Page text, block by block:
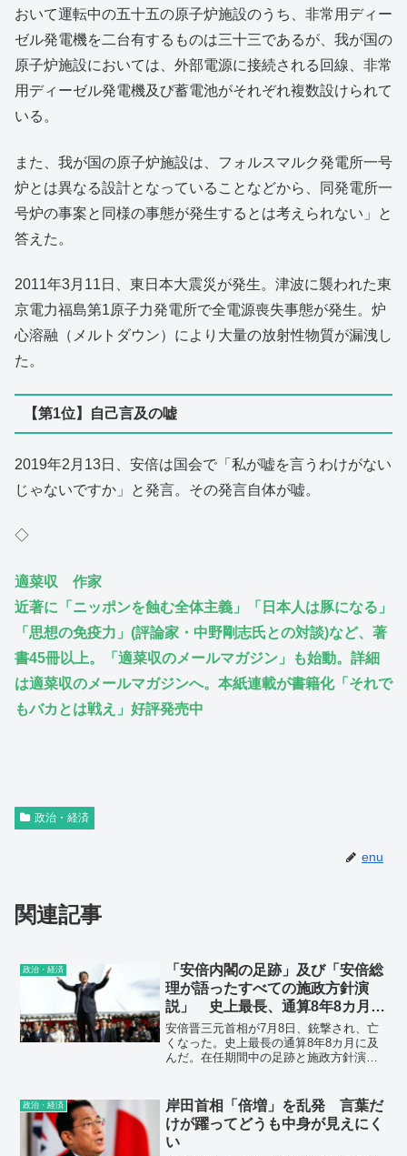
おいて運転中の五十五の原子炉施設のうち、非常用ディー
ゼル発電機を二台有するものは三十三であるが、我が国の
原子炉施設においては、外部電源に接続される回線、非常
用ディーゼル発電機及び蓄電池がそれぞれ複数設けられて
いる。
また、我が国の原子炉施設は、フォルスマルク発電所一号
炉とは異なる設計となっていることなどから、同発電所一
号炉の事案と同様の事態が発生するとは考えられない」と
答えた。
2011年3月11日、東日本大震災が発生。津波に襲われた東
京電力福島第1原子力発電所で全電源喪失事態が発生。炉
心溶融（メルトダウン）により大量の放射性物質が漏洩し
た。
【第1位】自己言及の嘘
2019年2月13日、安倍は国会で「私が嘘を言うわけがない
じゃないですか」と発言。その発言自体が嘘。
◇
適菜収 作家
近著に「ニッポンを蝕む全体主義」「日本人は豚になる」
「思想の免疫力」(評論家・中野剛志氏との対談)など、著
書45冊以上。「適菜収のメールマガジン」も始動。詳細
は適菜収のメールマガジンへ。本紙連載が書籍化「それで
もバカとは戦え」好評発売中
政治・経済
enu
関連記事
政治・経済
「安倍内閣の足跡」及び「安倍総
理が語ったすべての施政方針演
説」 史上最長、通算8年8カ月に
及んだ安倍内閣のすべてを振り返
る。
安倍晋三元首相が7月8日、銃撃され、亡
くなった。史上最長の通算8年8カ月に及
んだ。在任期間中の足跡と施政方針演説
政治・経済
岸田首相「倍増」を乱発 言葉だ
けが躍ってどうも中身が見えにく
い